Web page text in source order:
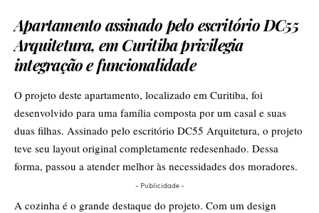
Apartamento assinado pelo escritório DC55
Arquitetura, em Curitiba privilegia
integração e funcionalidade
O projeto deste apartamento, localizado em Curitiba, foi
desenvolvido para uma família composta por um casal e suas
duas filhas. Assinado pelo escritório DC55 Arquitetura, o projeto
teve seu layout original completamente redesenhado. Dessa
forma, passou a atender melhor às necessidades dos moradores.
- Publicidade -
A cozinha é o grande destaque do projeto. Com um design